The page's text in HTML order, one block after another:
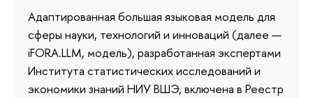
Адаптированная большая языковая модель для
сферы науки, технологий и инноваций (далее —
iFORA.LLM, модель), разработанная экспертами
Института статистических исследований и
экономики знаний НИУ ВШЭ, включена в Реестр